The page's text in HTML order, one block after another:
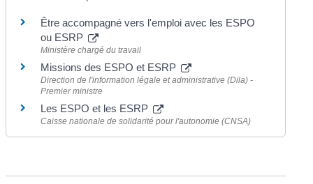
Être accompagné vers l'emploi avec les ESPO
ou ESRP
Ministère chargé du travail
Missions des ESPO et ESRP
Direction de l'information légale et administrative (Dila) -
Premier ministre
Les ESPO et les ESRP
Caisse nationale de solidarité pour l'autonomie (CNSA)